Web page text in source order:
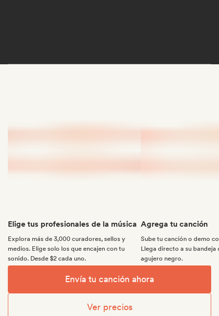
Elige tus profesionales de la música
Explora más de 3,000 curadores, sellos y
medios. Elige solo los que encajen con tu
sonido. Desde $2 cada uno.
Agrega tu canción
Sube tu canción o demo
Llega directo a su bandeja
agujero negro.
Envía tu canción ahora
Ver precios